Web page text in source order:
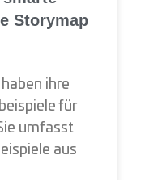
Storymap
ihre
für
umfasst
aus